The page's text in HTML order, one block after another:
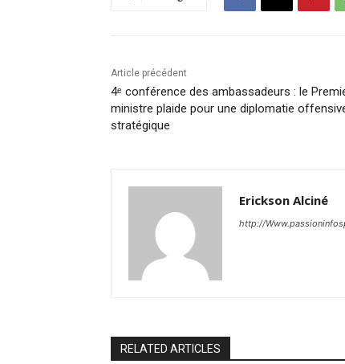
Article précédent
4ᵉ conférence des ambassadeurs : le
ministre plaide pour une diplomatie
stratégique
Erickson Alciné
http://
RELATED ARTICLES